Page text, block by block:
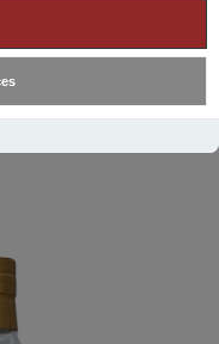
HIDDEN